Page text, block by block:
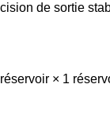
de sortie
× 1